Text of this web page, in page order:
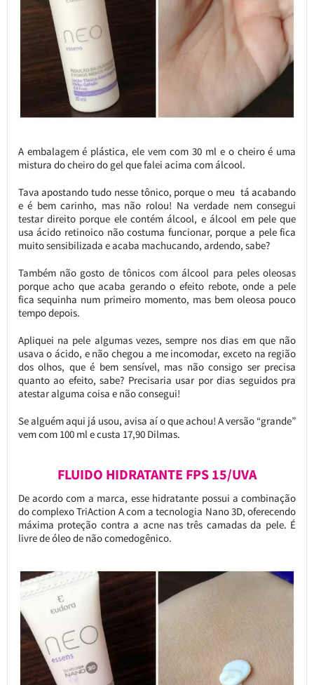
A embalagem é plástica, ele vem com 30 ml e o cheiro é uma
mistura do cheiro do gel que falei acima com álcool.
Tava apostando tudo nesse tônico, porque o meu tá acabando
e é bem carinho, mas não rolou! Na verdade nem consegui
testar direito porque ele contém álcool, e álcool em pele que
usa ácido retinoico não costuma funcionar, porque a pele fica
muito sensibilizada e acaba machucando, ardendo, sabe?
Também não gosto de tônicos com álcool para peles oleosas
porque acho que acaba gerando o efeito rebote, onde a pele
fica sequinha num primeiro momento, mas bem oleosa pouco
tempo depois.
Apliquei na pele algumas vezes, sempre nos dias em que não
usava o ácido, e não chegou a me incomodar, exceto na região
dos olhos, que é bem sensível, mas não consigo ser precisa
quanto ao efeito, sabe? Precisaria usar por dias seguidos pra
atestar alguma coisa e não consegui!
Se alguém aqui já usou, avisa aí o que achou! A versão “grande”
vem com 100 ml e custa 17,90 Dilmas.
FLUIDO HIDRATANTE FPS 15/UVA
De acordo com a marca, esse hidratante possui a combinação
do complexo TriAction A com a tecnologia Nano 3D, oferecendo
máxima proteção contra a acne nas três camadas da pele. É
livre de óleo de não comedogênico.